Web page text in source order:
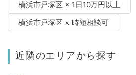
横浜市戸塚区 × 1日10万円以上
横浜市戸塚区 × 時短相談可
近隣のエリアから探す